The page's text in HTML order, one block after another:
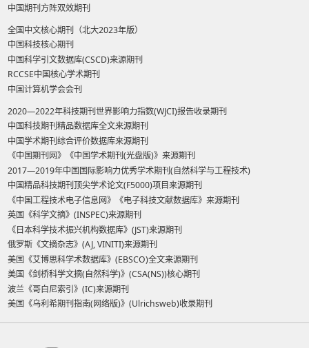
中国期刊方阵双效期刊
全国中文核心期刊（北大2023年版）
中国科技核心期刊
中国科学引文数据库(CSCD)来源期刊
RCCSE中国核心学术期刊
中国计算机学会会刊
2020—2022年科技期刊世界影响力指数(WJCI)报告收录期刊
中国科技期刊精品数据库全文来源期刊
中国学术期刊综合评价数据库来源期刊
《中国期刊网》《中国学术期刊(光盘版)》来源期刊
2017—2019年中国国际影响力优秀学术期刊(自然科学与工程技术)
中国精品科技期刊顶尖学术论文(F5000)项目来源期刊
《中国工程技术电子信息网》《电子科技文献数据库》来源期刊
英国《科学文摘》(INSPEC)来源期刊
《日本科学技术振兴机构数据库》(JST)来源期刊
俄罗斯《文摘杂志》(AJ, VINITI)来源期刊
美国《艾博思科学术数据库》(EBSCO)全文来源期刊
美国《剑桥科学文摘(自然科学)》(CSA(NS))核心期刊
波兰《哥白尼索引》(IC)来源期刊
美国《乌利希期刊指南(网络版)》(Ulrichsweb)收录期刊